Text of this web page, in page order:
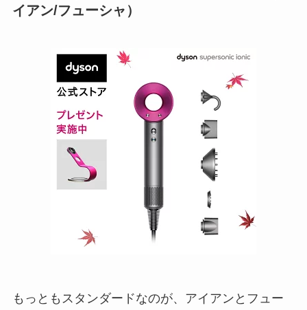
イアン/フューシャ）
もっともスタンダードなのが、アイアンとフュー